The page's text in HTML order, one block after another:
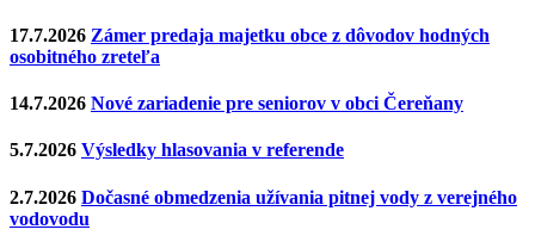
17.7.2026 Zámer predaja majetku obce z dôvodov hodných
osobitného zreteľa
14.7.2026 Nové zariadenie pre seniorov v obci Čereňany
5.7.2026 Výsledky hlasovania v referende
2.7.2026 Dočasné obmedzenia užívania pitnej vody z verejného
vodovodu